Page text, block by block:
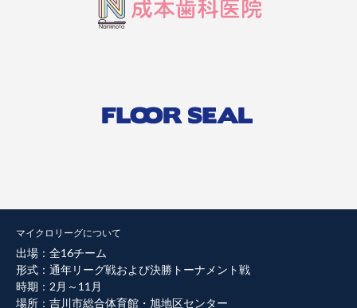
マイクロリーグについて
出場：全16チーム
形式：通年リーグ戦および決勝トーナメント戦
時期：2月～11月
場所：吉川市総合体育館・旭地区センター